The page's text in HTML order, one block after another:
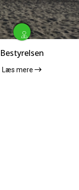
Bestyrelsen
Læs mere